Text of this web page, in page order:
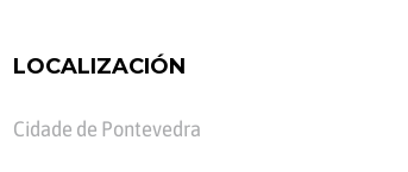
LOCALIZACIÓN
Cidade de Pontevedra